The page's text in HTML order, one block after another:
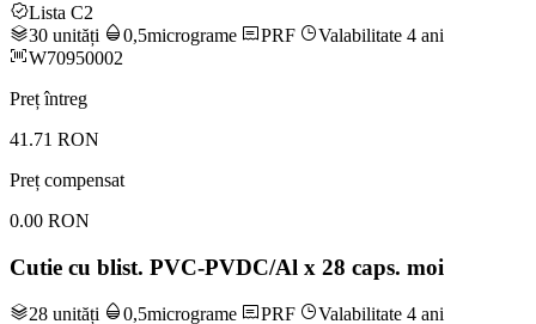
Lista C2
30 unități
0,5micrograme PRF
Valabilitate 4 ani
W70950002
Preț întreg
41.71 RON
Preț compensat
0.00 RON
Cutie cu blist. PVC-PVDC/Al x 28 caps. moi
28 unități 0,5micrograme PRF
Valabilitate 4 ani